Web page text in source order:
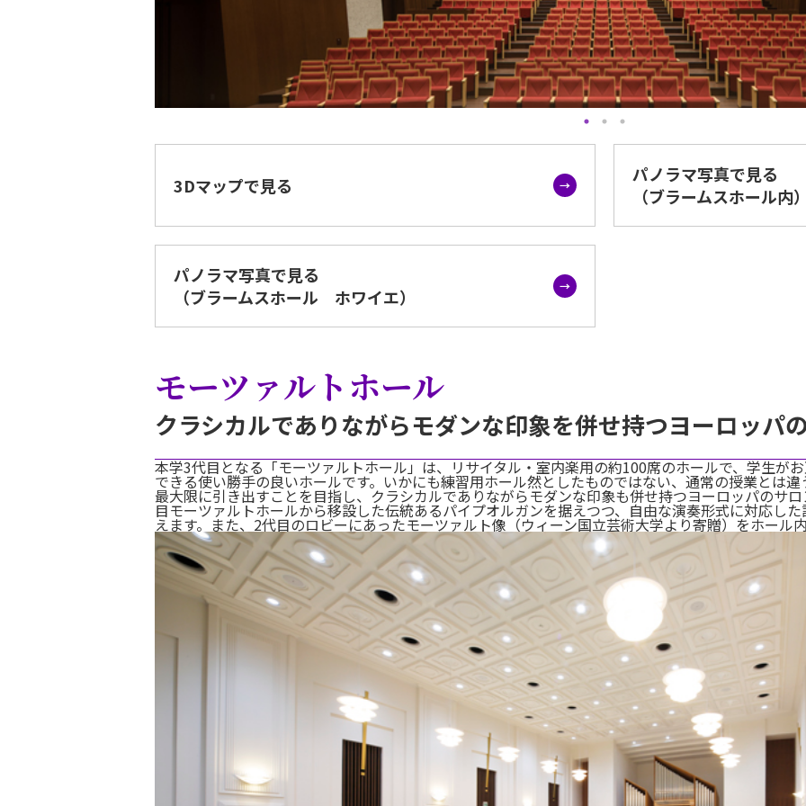
3Dマップで見る
パノラマ写真で見る
（ブラームスホール内
パノラマ写真で見る
（ブラームスホール ホワイエ）
モーツァルトホール
クラシカルでありながらモダンな印象を併せ持つヨーロッパ
本学3代目となる「モーツァルトホール」は、リサイタル・室内楽用の約100席のホールで、学生が
できる使い勝手の良いホールです。いかにも練習用ホール然としたものではない、通常の授業とは
最大限に引き出すことを目指し、クラシカルでありながらモダンな印象も併せ持つヨーロッパのサ
目モーツァルトホールから移設した伝統あるパイプオルガンを据えつつ、自由な演奏形式に対応し
えます。また、2代目のロビーにあったモーツァルト像（ウィーン国立芸術大学より寄贈）をホール